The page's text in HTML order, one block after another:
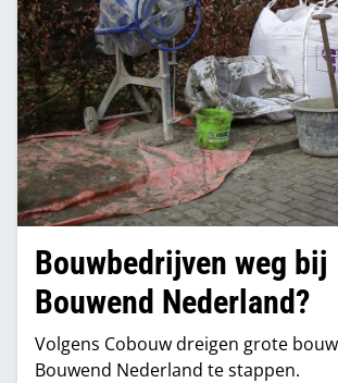
Bouwbedrijven weg bij
Bouwend Nederland?
Volgens Cobouw dreigen grote
Bouwend Nederland te stappen.